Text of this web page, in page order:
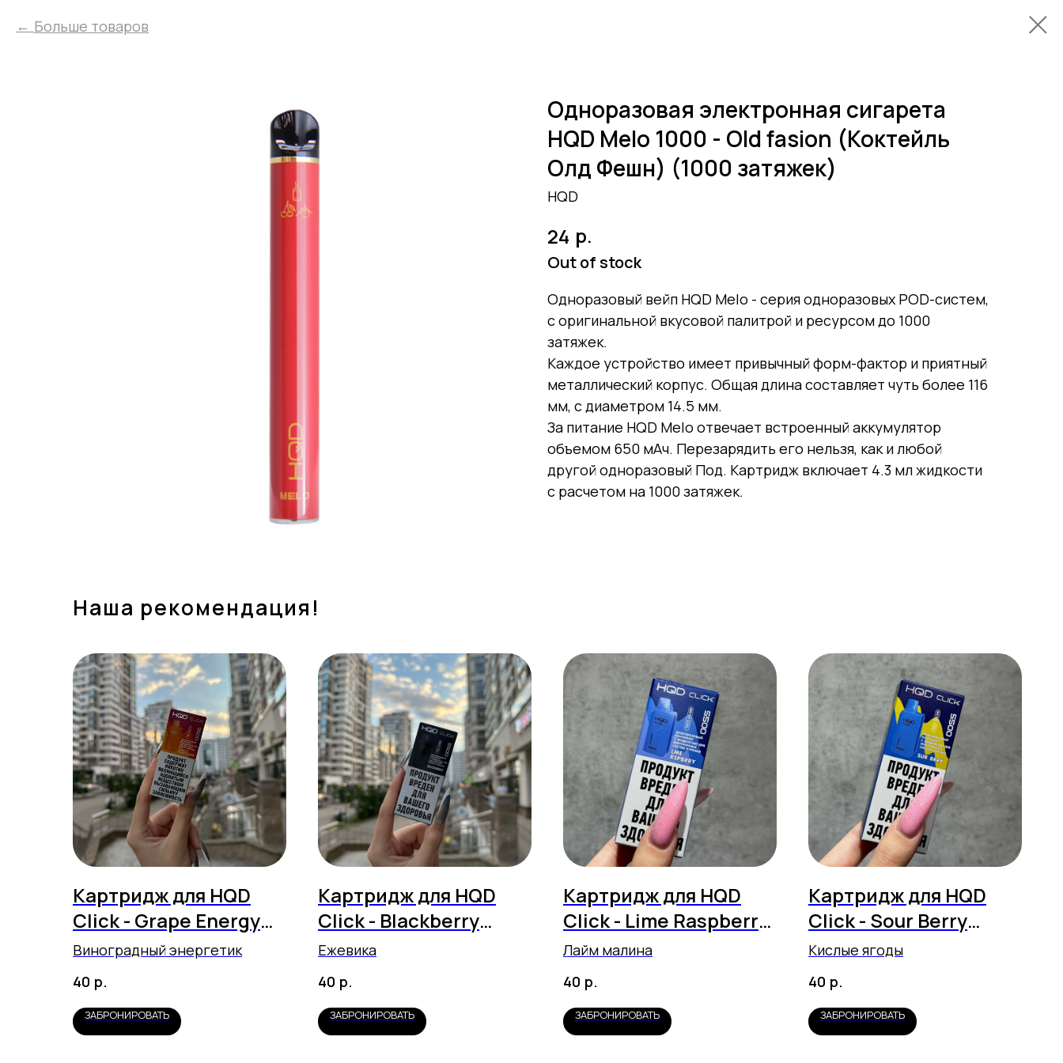
Больше товаров
Одноразовая электронная сигарета
HQD Melo 1000 - Old fasion (Коктейль
Олд Фешн) (1000 затяжек)
HQD
24 р.
Out of stock
Одноразовый вейп HQD Melo - серия одноразовых POD-систем,
с оригинальной вкусовой палитрой и ресурсом до 1000
затяжек.
Каждое устройство имеет привычный форм-фактор и приятный
металлический корпус. Общая длина составляет чуть более 116
мм, с диаметром 14.5 мм.
За питание HQD Melo отвечает встроенный аккумулятор
объемом 650 мАч. Перезарядить его нельзя, как и любой
другой одноразовый Под. Картридж включает 4.3 мл жидкости
с расчетом на 1000 затяжек.
Наша рекомендация!
Картридж для HQD
Click - Grape Energy
(5500 затяжек)
Виноградный энергетик
40 р.
ЗАБРОНИРОВАТЬ
Картридж для HQD
Click - Blackberry
(5500 затяжек)
Ежевика
40 р.
ЗАБРОНИРОВАТЬ
Картридж для HQD
Click - Lime Raspberry
(5500 затяжек)
Лайм малина
40 р.
ЗАБРОНИРОВАТЬ
Картридж для HQD
Click - Sour Berry
(5500 затяжек)
Кислые ягоды
40 р.
ЗАБРОНИРОВАТЬ